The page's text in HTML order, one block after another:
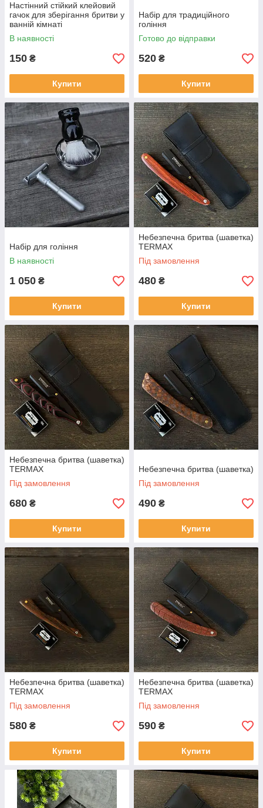
Настінний стійкий клейовий
гачок для зберігання бритви у
ванній кімнаті
В наявності
150 ₴
Купити
Набір для традиційного
гоління
Готово до відправки
520 ₴
Купити
Набір для гоління
В наявності
1 050 ₴
Купити
Небезпечна бритва (шаветка)
TERMAX
Під замовлення
480 ₴
Купити
Небезпечна бритва (шаветка)
TERMAX
Під замовлення
680 ₴
Купити
Небезпечна бритва (шаветка)
Під замовлення
490 ₴
Купити
Небезпечна бритва (шаветка)
TERMAX
Під замовлення
580 ₴
Купити
Небезпечна бритва (шаветка)
TERMAX
Під замовлення
590 ₴
Купити